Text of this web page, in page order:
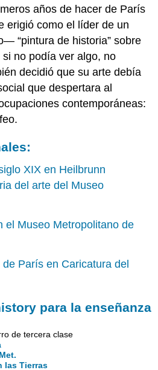
años de hacer de París
erigió como el líder de un
“pintura de historia” sobre
no podía ver algo, no
decidió que su arte debía
que despertara al
contemporáneas:
XIX en Heilbrunn
del arte del Museo
el Museo Metropolitano de
París en Caricatura del
para la enseñanza